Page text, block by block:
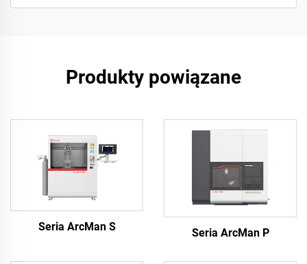
Produkty powiązane
Seria ArcMan S Seria ArcMan P